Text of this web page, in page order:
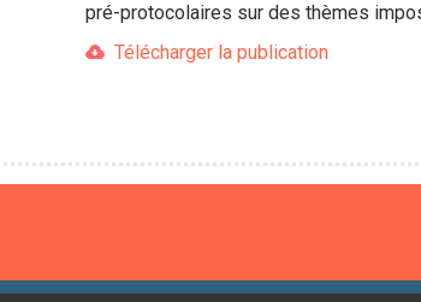
pré-protocolaires sur des thèmes
Télécharger la publication